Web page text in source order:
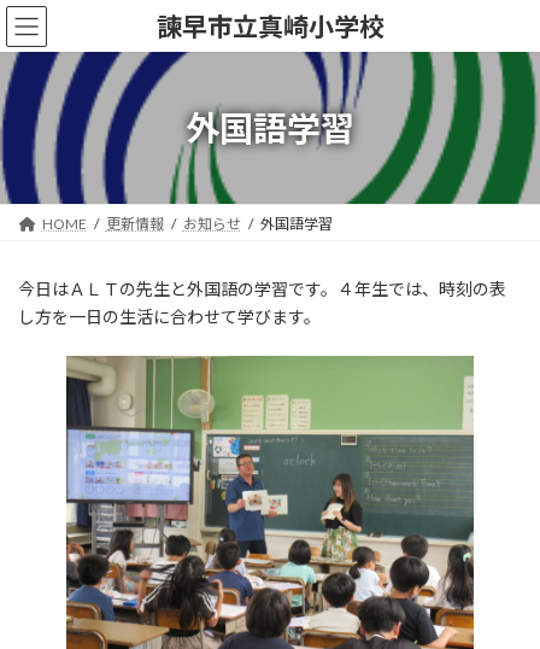
コ
ン
テ
ン
ツ
へ
ス
キ
ッ
ナ
ビ
ゲ
ー
シ
ョ
ン
に
移
諫早市立真崎小学校
外国語学習
HOME 更新情報 お知らせ 外国語学習
今日はＡＬＴの先生と外国語の学習です。４年生では、時刻の表
し方を一日の生活に合わせて学びます。